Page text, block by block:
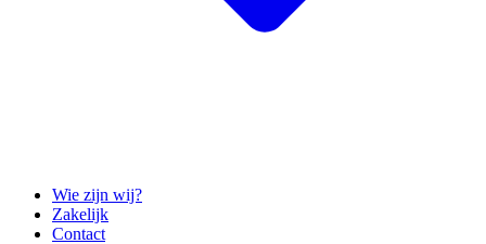
Wie zijn wij?
Zakelijk
Contact